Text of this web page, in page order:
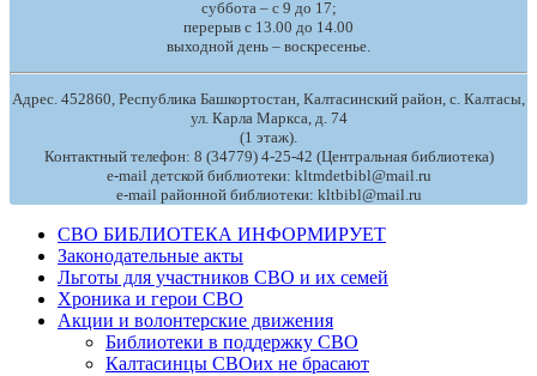
суббота – с 9 до 17;
перерыв с 13.00 до 14.00
выходной день – воскресенье.
Адрес. 452860, Республика Башкортостан, Калтасинский район, с. Калтасы,
ул. Карла Маркса, д. 74
(1 этаж).
Контактный телефон: 8 (34779) 4-25-42 (Центральная библиотека)
e-mail детской библиотеки: kltmdetbibl@mail.ru
e-mail районной библиотеки: kltbibl@mail.ru
СВО БИБЛИОТЕКА ИНФОРМИРУЕТ
Законодательные акты
Льготы для участников СВО и их семей
Хроника и герои СВО
Акции и волонтерские движения
Библиотеки в поддержку СВО
Калтасинцы СВОих не брасают